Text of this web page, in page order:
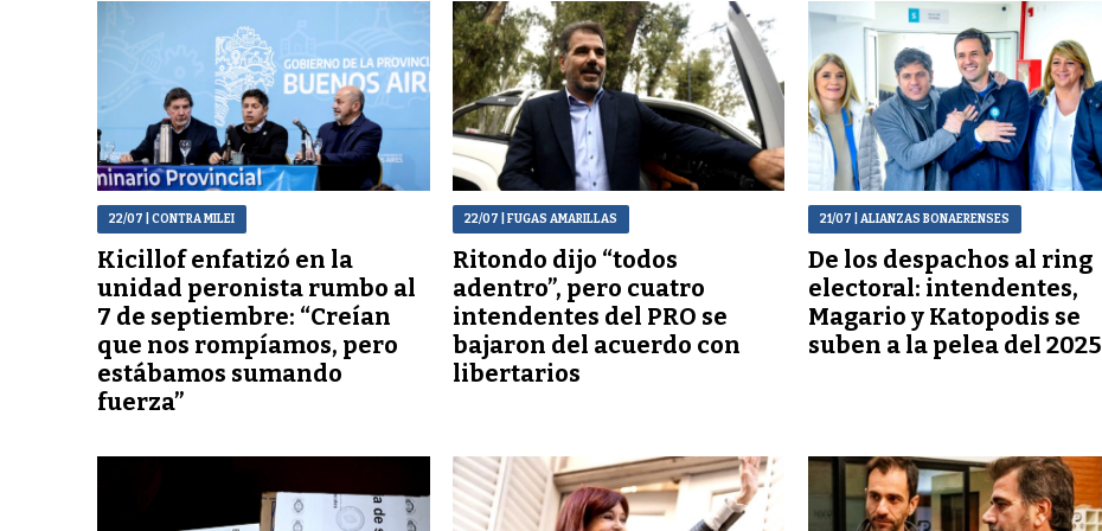
22/07 | CONTRA MILEI
Kicillof enfatizó en la
unidad peronista rumbo al
7 de septiembre: “Creían
que nos rompíamos, pero
estábamos sumando
fuerza”
22/07 | FUGAS AMARILLAS
Ritondo dijo “todos
adentro”, pero cuatro
intendentes del PRO se
bajaron del acuerdo con
libertarios
21/07 | ALIANZAS BONAERENSES
De los despachos al ring
electoral: intendentes,
Magario y Katopodis se
suben a la pelea del 2025